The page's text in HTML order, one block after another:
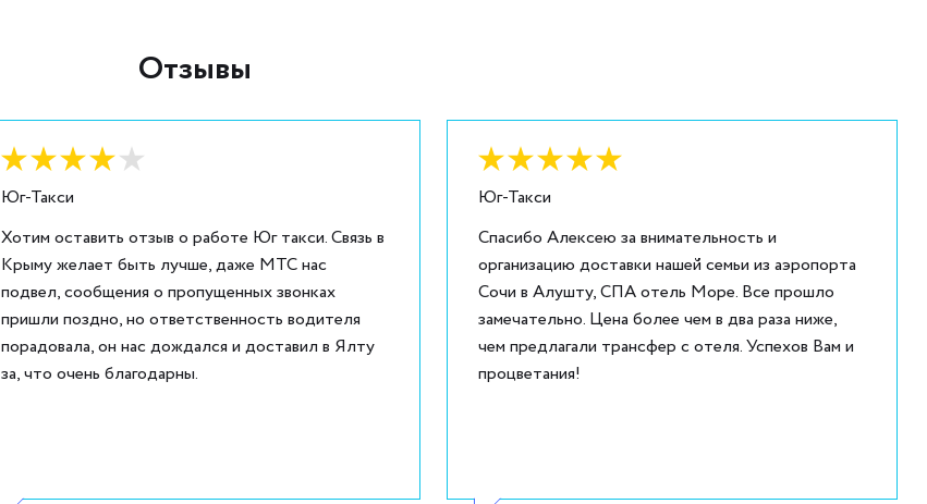
Отзывы
Юг-Такси
Хотим оставить отзыв о работе Юг такси. Связь в
Крыму желает быть лучше, даже МТС нас
подвел, сообщения о пропущенных звонках
пришли поздно, но ответственность водителя
порадовала, он нас дождался и доставил в Ялту
за, что очень благодарны.
Юг-Такси
Спасибо Алексею за внимательность и
организацию доставки нашей семьи из аэропорта
Сочи в Алушту, СПА отель Море. Все прошло
замечательно. Цена более чем в два раза ниже,
чем предлагали трансфер с отеля. Успехов Вам и
процветания!